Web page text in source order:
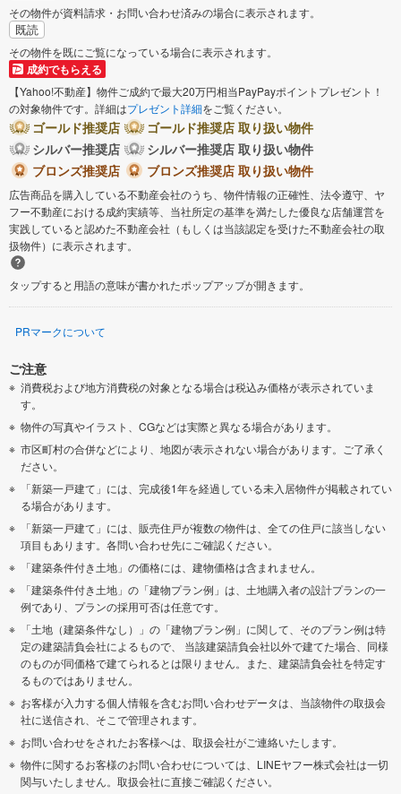
その物件が資料請求・お問い合わせ済みの場合に表示されます。
既読
その物件を既にご覧になっている場合に表示されます。
成約でもらえる
【Yahoo!不動産】物件ご成約で最大20万円相当PayPayポイントプレゼント！
の対象物件です。詳細はプレゼント詳細をご覧ください。
ゴールド推奨店
ゴールド推奨店 取り扱い物件
シルバー推奨店
シルバー推奨店 取り扱い物件
ブロンズ推奨店
ブロンズ推奨店 取り扱い物件
広告商品を購入している不動産会社のうち、物件情報の正確性、法令遵守、ヤ
フー不動産における成約実績等、当社所定の基準を満たした優良な店舗運営を
実践していると認めた不動産会社（もしくは当該認定を受けた不動産会社の取
扱物件）に表示されます。
タップすると用語の意味が書かれたポップアップが開きます。
PRマークについて
ご注意
消費税および地方消費税の対象となる場合は税込み価格が表示されていま
す。
物件の写真やイラスト、CGなどは実際と異なる場合があります。
市区町村の合併などにより、地図が表示されない場合があります。ご了承く
ださい。
「新築一戸建て」には、完成後1年を経過している未入居物件が掲載されてい
る場合があります。
「新築一戸建て」には、販売住戸が複数の物件は、全ての住戸に該当しない
項目もあります。各問い合わせ先にご確認ください。
「建築条件付き土地」の価格には、建物価格は含まれません。
「建築条件付き土地」の「建物プラン例」は、土地購入者の設計プランの一
例であり、プランの採用可否は任意です。
「土地（建築条件なし）」の「建物プラン例」に関して、そのプラン例は特
定の建築請負会社によるもので、 当該建築請負会社以外で建てた場合、同様
のものが同価格で建てられるとは限りません。また、建築請負会社を特定す
るものではありません。
お客様が入力する個人情報を含むお問い合わせデータは、当該物件の取扱会
社に送信され、そこで管理されます。
お問い合わせをされたお客様へは、取扱会社がご連絡いたします。
物件に関するお客様のお問い合わせについては、LINEヤフー株式会社は一切
関与いたしません。取扱会社に直接ご確認ください。